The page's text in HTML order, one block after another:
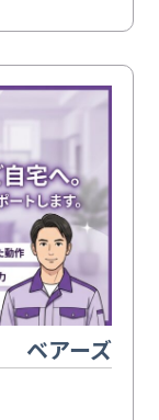
ベアーズ